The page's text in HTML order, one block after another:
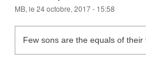
MB, le 24 octobre, 2017 - 15:58
Few sons are the equals of